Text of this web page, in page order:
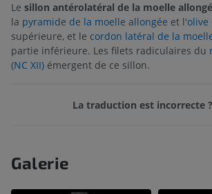
Le sillon antérolatéral de la moelle
la pyramide de la moelle allongée et l'olive
supérieure, et le cordon latéral de la
partie inférieure. Les filets radiculaires du
(NC XII) émergent de ce sillon.
La traduction est incorrecte ?
Galerie